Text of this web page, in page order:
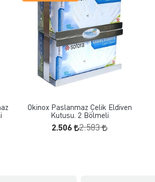
FAVORILERE EKLE
SEPETE EKLE
Okinox Paslanmaz Çelik Eldiven
Kutusu. 2 Bölmeli
2.506 2.583